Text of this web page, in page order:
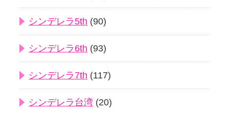
シンデレラ5th (90)
シンデレラ6th (93)
シンデレラ7th (117)
シンデレラ台湾 (20)